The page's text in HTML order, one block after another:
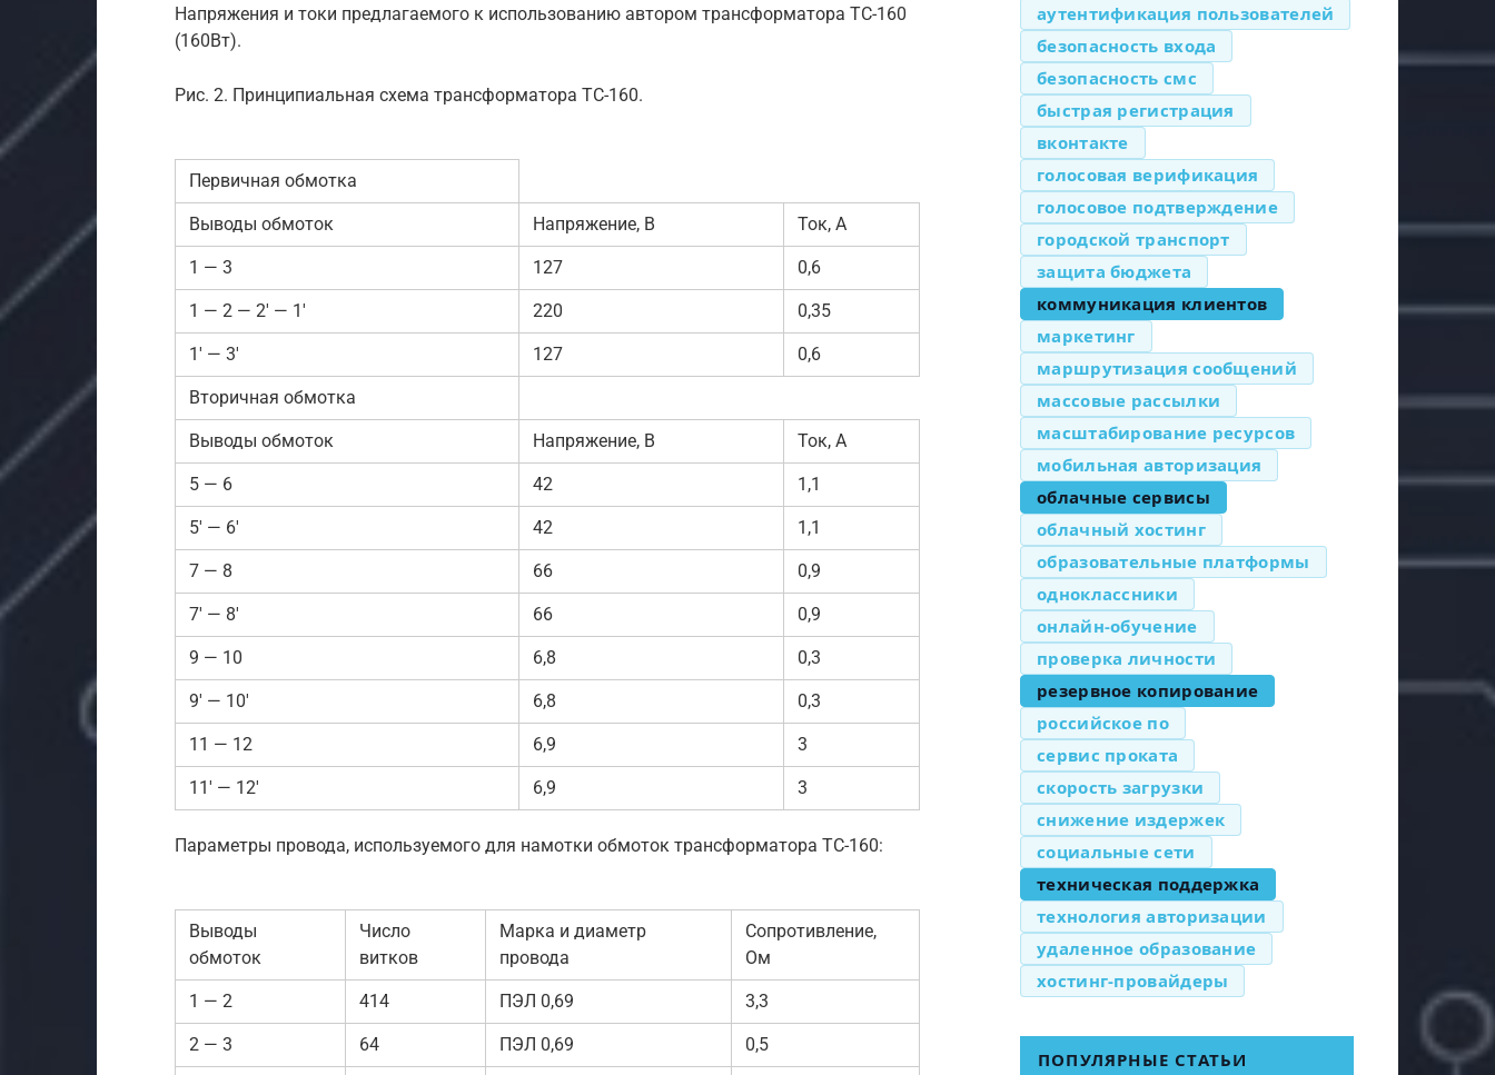
Напряжения и токи предлагаемого к использованию автором трансформатора ТС-160
(160Вт).
Рис. 2. Принципиальная схема трансформатора ТС-160.
Первичная обмотка
Выводы обмоток Напряжение, В Ток, А
1 — 3 127 0,6
1 — 2 — 2′ — 1′ 220 0,35
1′ — 3′ 127 0,6
Вторичная обмотка
Выводы обмоток Напряжение, В Ток, А
5 — 6 42 1,1
5′ — 6′ 42 1,1
7 — 8 66 0,9
7′ — 8′ 66 0,9
9 — 10 6,8 0,3
9′ — 10′ 6,8 0,3
11 — 12 6,9 3
11′ — 12′ 6,9 3
Параметры провода, используемого для намотки обмоток трансформатора ТС-160:
Выводы
обмоток
Число
витков
Марка и диаметр
провода
Сопротивление,
Ом
1 — 2 414 ПЭЛ 0,69 3,3
2 — 3 64 ПЭЛ 0,69 0,5
аутентификация пользователей
безопасность входа
безопасность смс
быстрая регистрация
вконтакте
голосовая верификация
голосовое подтверждение
городской транспорт
защита бюджета
коммуникация клиентов
маркетинг
маршрутизация сообщений
массовые рассылки
масштабирование ресурсов
мобильная авторизация
облачные сервисы
облачный хостинг
образовательные платформы
одноклассники
онлайн-обучение
проверка личности
резервное копирование
российское по
сервис проката
скорость загрузки
снижение издержек
социальные сети
техническая поддержка
технология авторизации
удаленное образование
хостинг-провайдеры
ПОПУЛЯРНЫЕ СТАТЬИ